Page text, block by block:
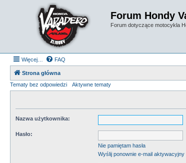
Forum Hondy
Forum dotyczące motocykla
Więcej… FAQ
Strona główna
Tematy bez odpowiedzi
Aktywne tematy
Nazwa użytkownika:
Hasło:
Nie pamiętam hasła
Wyślij ponownie e-mail aktywacyjny